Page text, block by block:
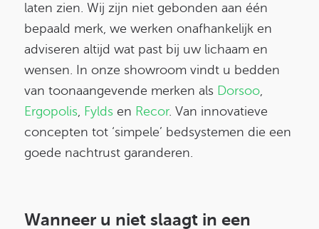
laten zien. Wij zijn niet gebonden aan één
bepaald merk, we werken onafhankelijk en
adviseren altijd wat past bij uw lichaam en
wensen. In onze showroom vindt u bedden
van toonaangevende merken als Dorsoo,
Ergopolis, Fyldsen Recor. Van innovatieve
concepten tot ‘simpele’ bedsystemen die een
goede nachtrust garanderen.
Wanneer u niet slaagt in een